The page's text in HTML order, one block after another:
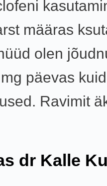
määras
olen
päevas
Ravimit
dr Kalle